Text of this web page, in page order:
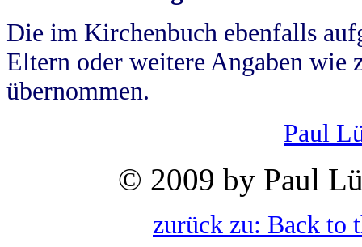
Die im Kirchenbuch ebenfalls
Eltern oder weitere Angaben wie
übernommen.
Paul
© 2009 by Paul
zurück zu: Back to